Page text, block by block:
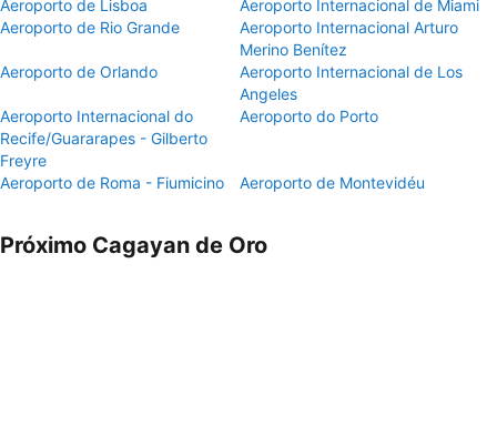
Aeroporto de Lisboa
Aeroporto Internacional de Miami
Aeroporto de Rio Grande
Aeroporto Internacional Arturo
Merino Benítez
Aeroporto de Orlando
Aeroporto Internacional de Los
Angeles
Aeroporto Internacional do
Recife/Guararapes - Gilberto
Freyre
Aeroporto do Porto
Aeroporto de Roma - Fiumicino Aeroporto de Montevidéu
Próximo Cagayan de Oro